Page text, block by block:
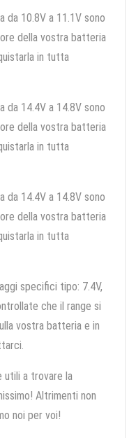
da 10.8V a 11.1V sono
della vostra batteria
in tutta
da 14.4V a 14.8V sono
della vostra batteria
in tutta
da 14.4V a 14.8V sono
della vostra batteria
in tutta
specifici tipo: 7.4V,
che il range si
vostra batteria e in
utili a trovare la
Altrimenti non
noi per voi!